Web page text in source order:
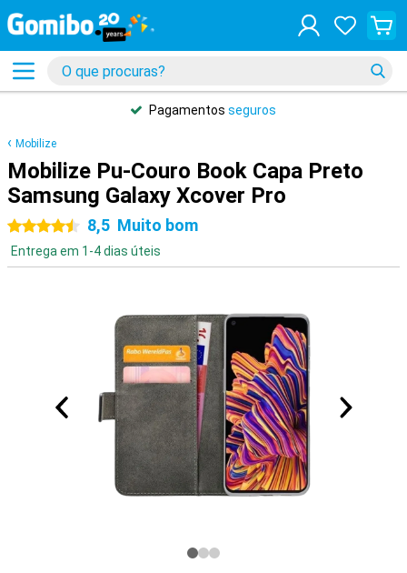
Pagamentos seguros
Mobilize
Mobilize Pu-Couro Book Capa Preto
Samsung Galaxy Xcover Pro
4.5 estrelas
8,5 Muito bom
Entrega em 1-4 dias úteis